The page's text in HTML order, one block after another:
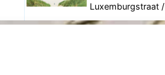
Luxemburgstraat